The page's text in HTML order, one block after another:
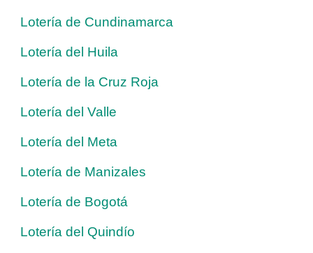
Lotería de Cundinamarca
Lotería del Huila
Lotería de la Cruz Roja
Lotería del Valle
Lotería del Meta
Lotería de Manizales
Lotería de Bogotá
Lotería del Quindío